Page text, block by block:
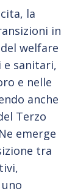
la
in
welfare
e sanitari,
e nelle
anche
Terzo
emerge
tra